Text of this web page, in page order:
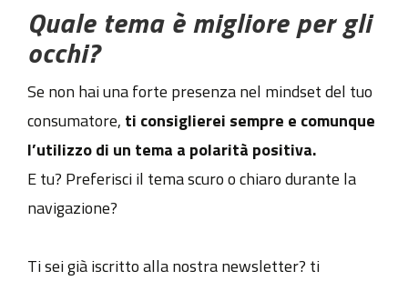
Quale tema è migliore per gli
occhi?
Se non hai una forte presenza nel mindset del tuo
consumatore, ti consiglierei sempre e comunque
l’utilizzo di un tema a polarità positiva.
E tu? Preferisci il tema scuro o chiaro durante la
navigazione?
Ti sei già iscritto alla nostra newsletter? ti